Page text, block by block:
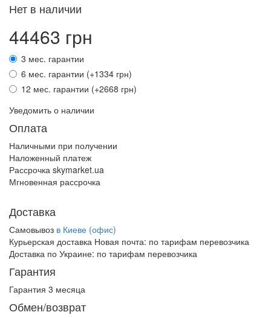
Нет в наличии
44463 грн
3 мес. гарантии
6 мес. гарантии (+1334 грн)
12 мес. гарантии (+2668 грн)
Уведомить о наличии
Оплата
Наличными при получении
Наложенный платеж
Рассрочка skymarket.ua
Мгновенная рассрочка
Доставка
Самовывоз в Киеве (офис)
Курьерская доставка Новая почта: по тарифам перевозчика
Доставка по Украине: по тарифам перевозчика
Гарантия
Гарантия 3 месяца
Обмен/возврат